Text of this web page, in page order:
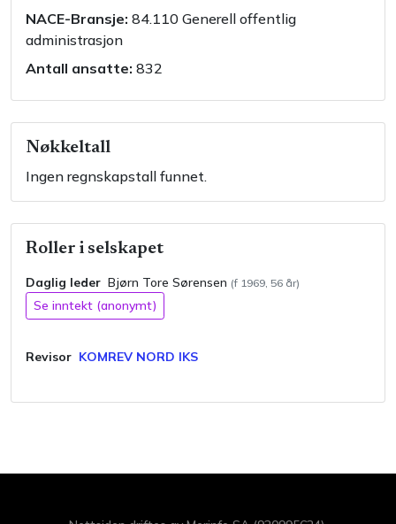
NACE-Bransje: 84.110 Generell offentlig
administrasjon
Antall ansatte: 832
Nøkkeltall
Ingen regnskapstall funnet.
Roller i selskapet
Daglig leder Bjørn Tore Sørensen (f 1969, 56 år)
Se inntekt (anonymt)
Revisor KOMREV NORD IKS